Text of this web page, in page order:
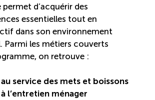
des compétences (RCMO)
des acquis (RAC)
d’acquérir des
essentielles tout en
dans son environnement
Parmi les métiers couverts
on retrouve :
service des mets et boissons
l’entretien ménager